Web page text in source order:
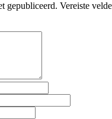
gepubliceerd. Vereiste